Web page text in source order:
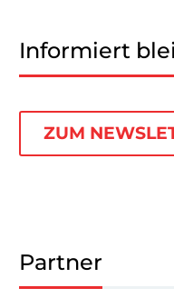
Informiert
ZUM
Partner